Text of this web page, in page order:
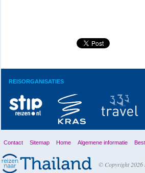
REISORGANISATIES
Contact Sitemap Home Algemene informatie
© Copyright 2026